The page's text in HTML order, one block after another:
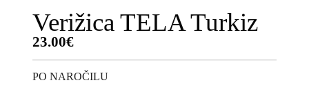
Verižica TELA Turkiz
23.00€
PO NAROČILU